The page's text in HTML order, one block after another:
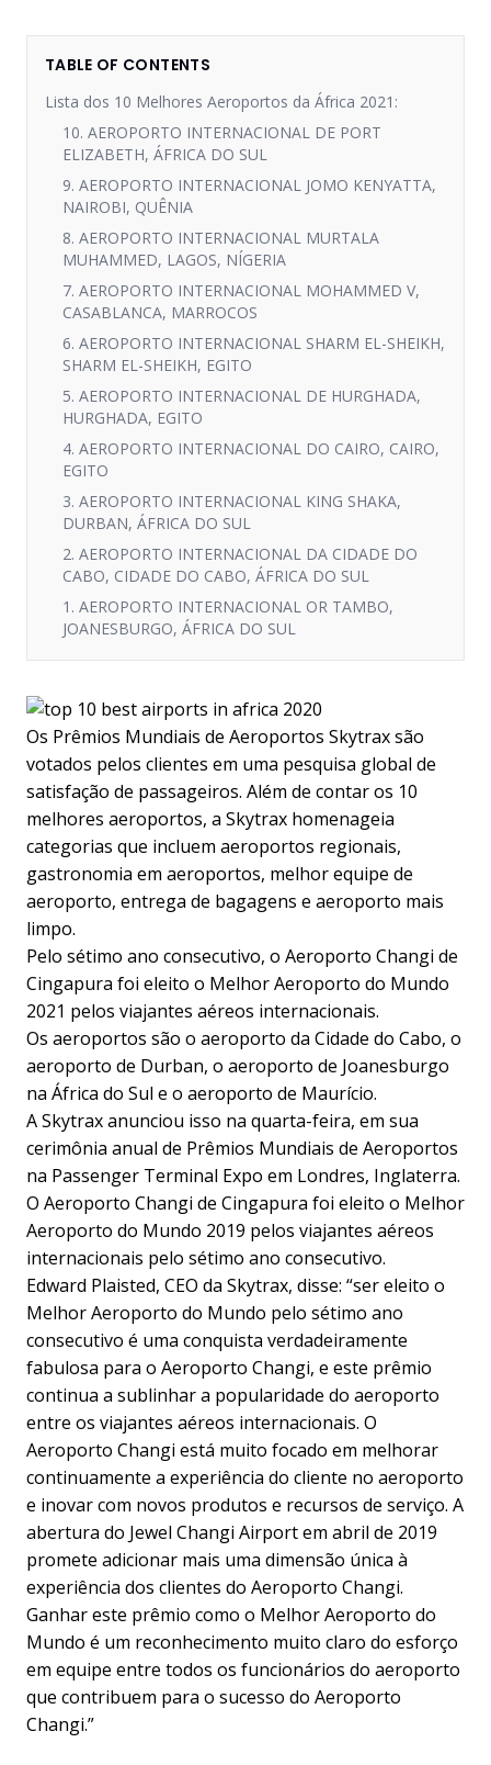
TABLE OF CONTENTS
Lista dos 10 Melhores Aeroportos da África 2021:
10. AEROPORTO INTERNACIONAL DE PORT
ELIZABETH, ÁFRICA DO SUL
9. AEROPORTO INTERNACIONAL JOMO KENYATTA,
NAIROBI, QUÊNIA
8. AEROPORTO INTERNACIONAL MURTALA
MUHAMMED, LAGOS, NÍGERIA
7. AEROPORTO INTERNACIONAL MOHAMMED V,
CASABLANCA, MARROCOS
6. AEROPORTO INTERNACIONAL SHARM EL-SHEIKH,
SHARM EL-SHEIKH, EGITO
5. AEROPORTO INTERNACIONAL DE HURGHADA,
HURGHADA, EGITO
4. AEROPORTO INTERNACIONAL DO CAIRO, CAIRO,
EGITO
3. AEROPORTO INTERNACIONAL KING SHAKA,
DURBAN, ÁFRICA DO SUL
2. AEROPORTO INTERNACIONAL DA CIDADE DO
CABO, CIDADE DO CABO, ÁFRICA DO SUL
1. AEROPORTO INTERNACIONAL OR TAMBO,
JOANESBURGO, ÁFRICA DO SUL
Os Prêmios Mundiais de Aeroportos Skytrax são
votados pelos clientes em uma pesquisa global de
satisfação de passageiros. Além de contar os 10
melhores aeroportos, a Skytrax homenageia
categorias que incluem aeroportos regionais,
gastronomia em aeroportos, melhor equipe de
aeroporto, entrega de bagagens e aeroporto mais
limpo.
Pelo sétimo ano consecutivo, o Aeroporto Changi de
Cingapura foi eleito o Melhor Aeroporto do Mundo
2021 pelos viajantes aéreos internacionais.
Os aeroportos são o aeroporto da Cidade do Cabo, o
aeroporto de Durban, o aeroporto de Joanesburgo
na África do Sul e o aeroporto de Maurício.
A Skytrax anunciou isso na quarta-feira, em sua
cerimônia anual de Prêmios Mundiais de Aeroportos
na Passenger Terminal Expo em Londres, Inglaterra.
O Aeroporto Changi de Cingapura foi eleito o Melhor
Aeroporto do Mundo 2019 pelos viajantes aéreos
internacionais pelo sétimo ano consecutivo.
Edward Plaisted, CEO da Skytrax, disse: “ser eleito o
Melhor Aeroporto do Mundo pelo sétimo ano
consecutivo é uma conquista verdadeiramente
fabulosa para o Aeroporto Changi, e este prêmio
continua a sublinhar a popularidade do aeroporto
entre os viajantes aéreos internacionais. O
Aeroporto Changi está muito focado em melhorar
continuamente a experiência do cliente no aeroporto
e inovar com novos produtos e recursos de serviço. A
abertura do Jewel Changi Airport em abril de 2019
promete adicionar mais uma dimensão única à
experiência dos clientes do Aeroporto Changi.
Ganhar este prêmio como o Melhor Aeroporto do
Mundo é um reconhecimento muito claro do esforço
em equipe entre todos os funcionários do aeroporto
que contribuem para o sucesso do Aeroporto
Changi.”